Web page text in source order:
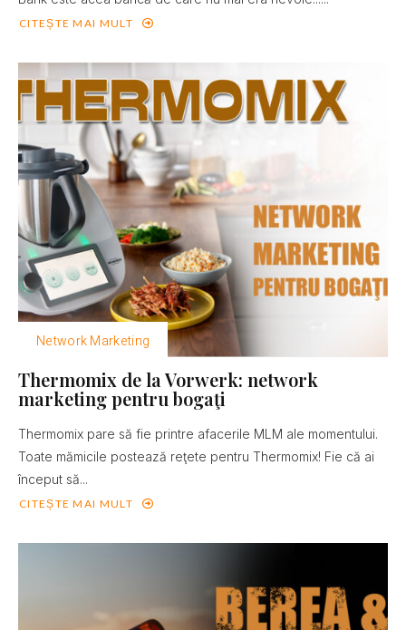
CITEȘTE MAI MULT
Network Marketing
Thermomix de la Vorwerk: network
marketing pentru bogaţi
Thermomix pare să fie printre afacerile MLM ale momentului.
Toate mămicile postează reţete pentru Thermomix! Fie că ai
început să...
CITEȘTE MAI MULT